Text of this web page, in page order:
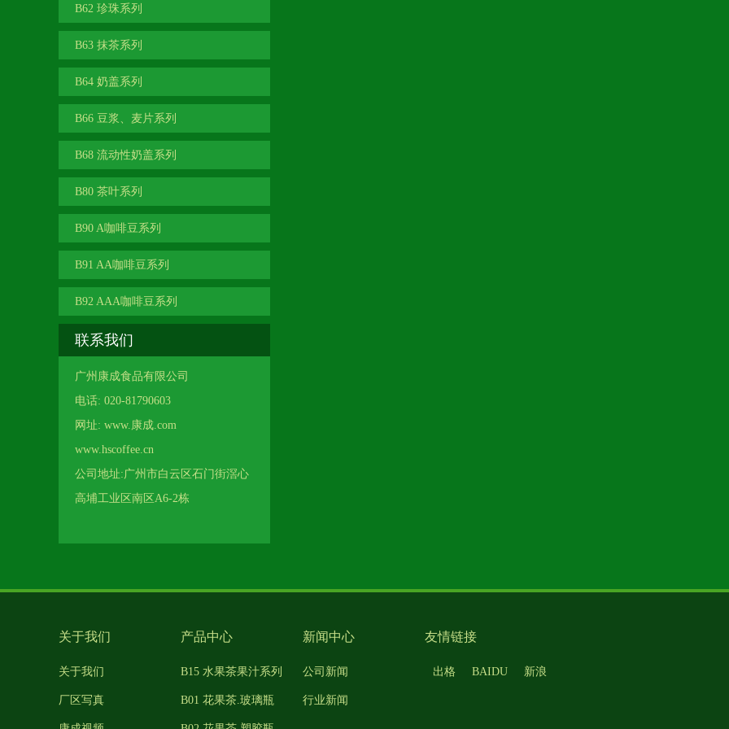
B62 珍珠系列
B63 抹茶系列
B64 奶盖系列
B66 豆浆、麦片系列
B68 流动性奶盖系列
B80 茶叶系列
B90 A咖啡豆系列
B91 AA咖啡豆系列
B92 AAA咖啡豆系列
联系我们
广州康成食品有限公司
电话: 020-81790603
网址: www.康成.com
www.hscoffee.cn
公司地址:广州市白云区石门街滘心
高埔工业区南区A6-2栋
关于我们
关于我们
厂区写真
产品中心
B15 水果茶果汁系列
B01 花果茶.玻璃瓶
新闻中心
公司新闻
行业新闻
友情链接
出格 BAIDU 新浪